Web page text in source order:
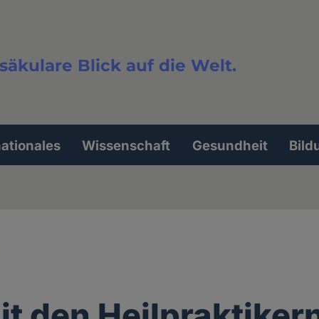
Blick auf die Welt.
Wissenschaft Gesundheit